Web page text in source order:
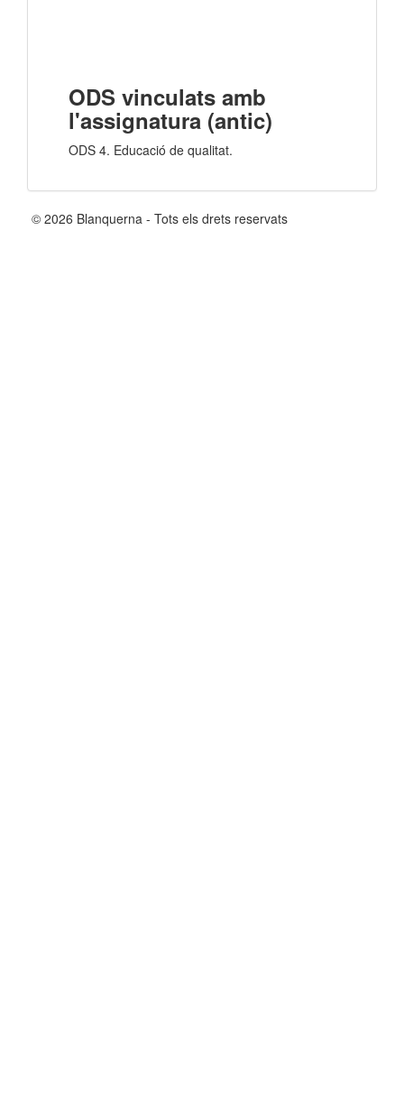
ODS vinculats amb
l'assignatura (antic)
ODS 4. Educació de qualitat.
© 2026 Blanquerna - Tots els drets reservats